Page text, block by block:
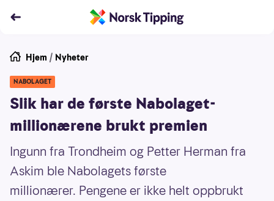
Hjem / Nyheter
NABOLAGET
Slik har de første Nabolaget-
millionærene brukt premien
Ingunn fra Trondheim og Petter Herman fra
Askim ble Nabolagets første
millionærer. Pengene er ikke helt oppbrukt